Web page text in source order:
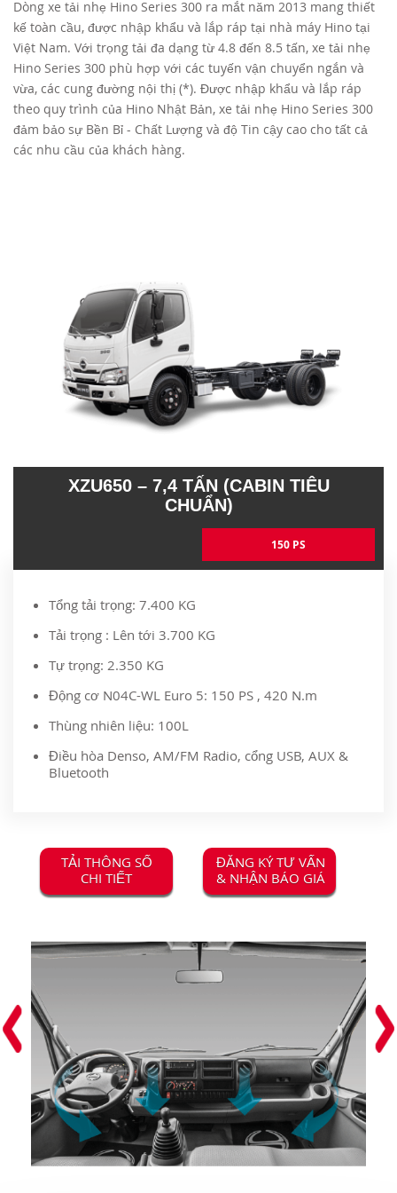
TUYỂN DỤNG
Dòng xe tải nhẹ Hino Series 300 ra mắt năm 2013 mang thiết
kế toàn cầu, được nhập khẩu và lắp ráp tại nhà máy Hino tại
Việt Nam. Với trọng tải đa dạng từ 4.8 đến 8.5 tấn, xe tải nhẹ
Hino Series 300 phù hợp với các tuyến vận chuyển ngắn và
vừa, các cung đường nội thị (*). Được nhập khẩu và lắp ráp
theo quy trình của Hino Nhật Bản, xe tải nhẹ Hino Series 300
đảm bảo sự Bền Bỉ - Chất Lượng và độ Tin cậy cao cho tất cả
các nhu cầu của khách hàng.
XZU650 – 7,4 TẤN (CABIN TIÊU
CHUẨN)
150 PS
Tổng tải trọng: 7.400 KG
Tải trọng : Lên tới 3.700 KG
Tự trọng: 2.350 KG
Động cơ N04C-WL Euro 5: 150 PS , 420 N.m
Thùng nhiên liệu: 100L
Điều hòa Denso, AM/FM Radio, cổng USB, AUX &
Bluetooth
TẢI THÔNG SỐ
CHI TIẾT
ĐĂNG KÝ TƯ VẤN
& NHẬN BÁO GIÁ